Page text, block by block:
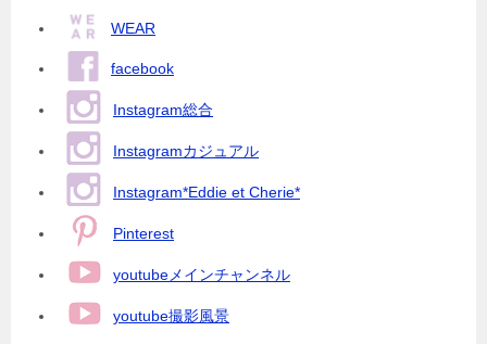
WEAR
facebook
Instagram総合
Instagramカジュアル
Instagram*Eddie et Cherie*
Pinterest
youtubeメインチャンネル
youtube撮影風景